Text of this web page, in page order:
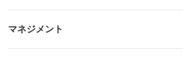
マネジメント